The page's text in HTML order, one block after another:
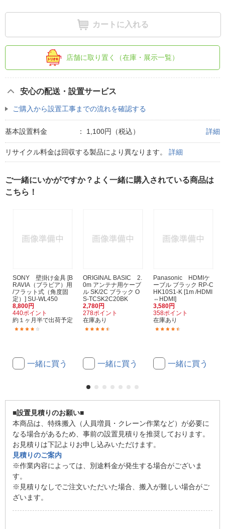
カートに入れる
店舗に取り置く（在庫・展示一覧）
安心の配送・設置サービス
ご購入から設置工事までの流れを確認する
基本設置料金 ： 1,100円（税込） 詳細
リサイクル料金は回収する製品により異なります。 詳細
ご一緒にいかがですか？よく一緒に購入されている商品は
こちら！
SONY 壁掛け金具 [B
RAVIA（ブラビア）用
/フラット式（角度固
定）] SU-WL450
8,800円
440ポイント
約１ヶ月半で出荷予定
一緒に買う
ORIGINAL BASIC 2.
0m アンテナ用ケーブ
ル SK/2C ブラック O
S-TCSK2C20BK
2,780円
278ポイント
在庫あり
一緒に買う
Panasonic HDMIケ
ーブル ブラック RP-C
HK10S1-K [1m /HDMI
⇔HDMI]
3,580円
358ポイント
在庫あり
一緒に買う
■設置見積りのお願い■
本商品は、特殊搬入（人員増員・クレーン作業など）が必要に
なる場合があるため、事前の設置見積りを推奨しております。
お見積りは下記よりお申し込みいただけます。
見積りのご案内
※作業内容によっては、別途料金が発生する場合がございま
す。
※見積りなしでご注文いただいた場合、搬入が難しい場合がご
ざいます。